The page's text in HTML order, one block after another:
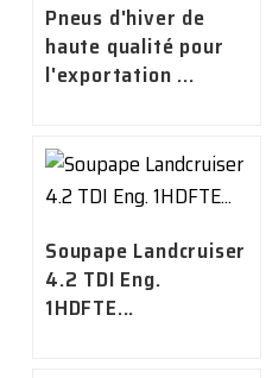
Pneus d'hiver de
haute qualité pour
l'exportation ...
Soupape Landcruiser
4.2 TDI Eng.
1HDFTE...